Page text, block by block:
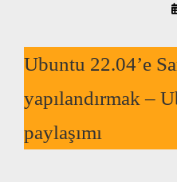
Ubuntu 22.04’e
yapılandırmak –
paylaşımı